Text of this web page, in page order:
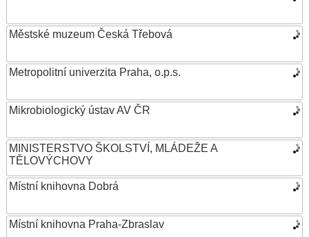
Městské muzeum Česká Třebová
Metropolitní univerzita Praha, o.p.s.
Mikrobiologický ústav AV ČR
MINISTERSTVO ŠKOLSTVÍ, MLÁDEŽE A
TĚLOVÝCHOVY
Místní knihovna Dobrá
Místní knihovna Praha-Zbraslav